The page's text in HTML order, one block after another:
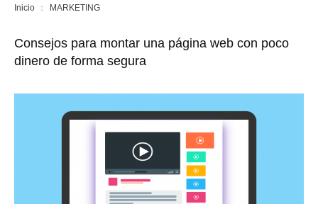
Inicio MARKETING
Consejos para montar una página web con poco
dinero de forma segura